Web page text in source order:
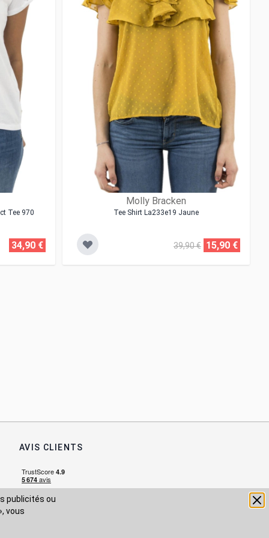
publicités ou
vous
Tee 970
34,90 €
Molly Bracken
Tee Shirt La233e19 Jaune
39,90 € 15,90 €
AVIS CLIENTS